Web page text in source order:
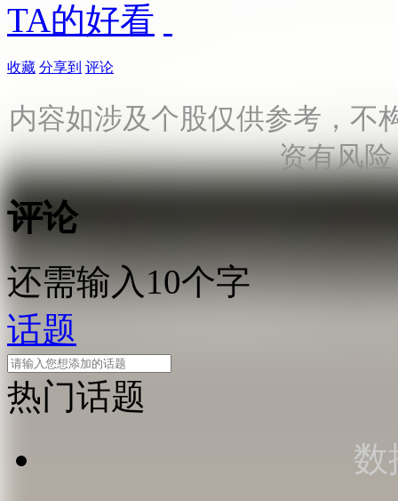
TA的好看
收藏 分享到 评论
内容如涉及个股仅供参考，不
资有风
评论
还需输入10个字
话题
热门话题
数